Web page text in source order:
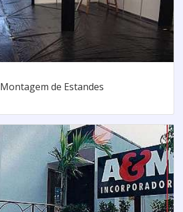
Montagem de Estandes